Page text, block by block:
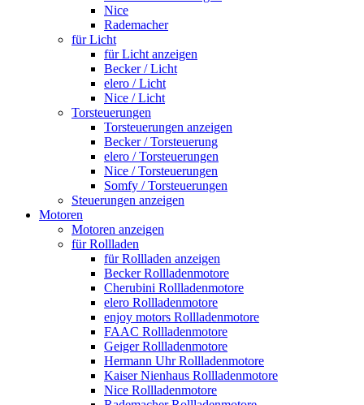
Nice
Rademacher
für Licht
für Licht anzeigen
Becker / Licht
elero / Licht
Nice / Licht
Torsteuerungen
Torsteuerungen anzeigen
Becker / Torsteuerung
elero / Torsteuerungen
Nice / Torsteuerungen
Somfy / Torsteuerungen
Steuerungen anzeigen
Motoren
Motoren anzeigen
für Rollladen
für Rollladen anzeigen
Becker Rollladenmotore
Cherubini Rollladenmotore
elero Rollladenmotore
enjoy motors Rollladenmotore
FAAC Rollladenmotore
Geiger Rollladenmotore
Hermann Uhr Rollladenmotore
Kaiser Nienhaus Rollladenmotore
Nice Rollladenmotore